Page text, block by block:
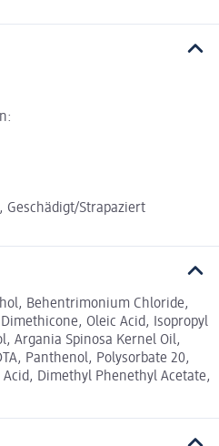
Geschädigt/Strapaziert
Behentrimonium Chloride,
Oleic Acid, Isopropyl
Argania Spinosa Kernel Oil,
Panthenol, Polysorbate 20,
Dimethyl Phenethyl Acetate,